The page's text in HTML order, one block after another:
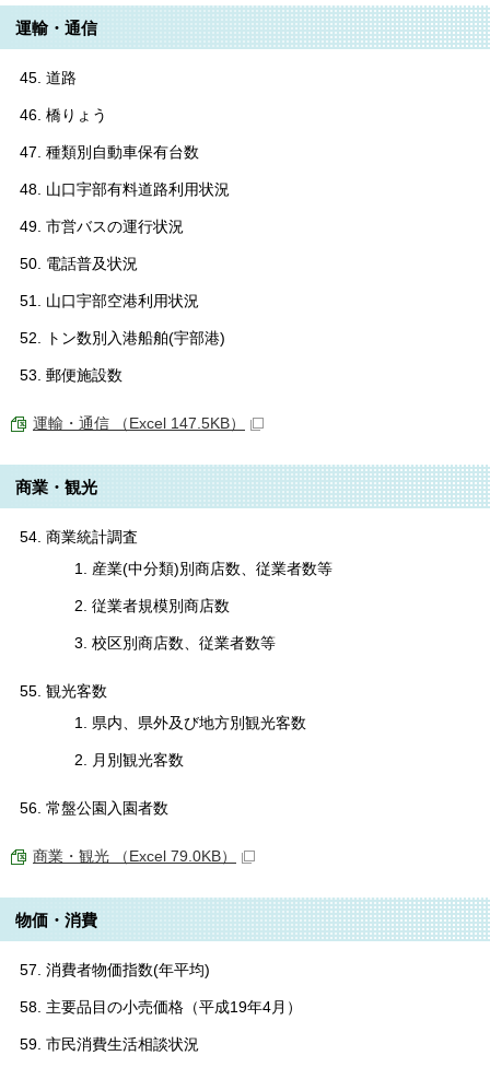
運輸・通信
道路
橋りょう
種類別自動車保有台数
山口宇部有料道路利用状況
市営バスの運行状況
電話普及状況
山口宇部空港利用状況
トン数別入港船舶(宇部港)
郵便施設数
運輸・通信 （Excel 147.5KB）
商業・観光
商業統計調査
産業(中分類)別商店数、従業者数等
従業者規模別商店数
校区別商店数、従業者数等
観光客数
県内、県外及び地方別観光客数
月別観光客数
常盤公園入園者数
商業・観光 （Excel 79.0KB）
物価・消費
消費者物価指数(年平均)
主要品目の小売価格（平成19年4月）
市民消費生活相談状況